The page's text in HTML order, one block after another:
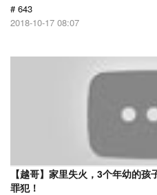
# 643
2018-10-17 08:07
【越哥】家里失火，3个年幼的
罪犯！